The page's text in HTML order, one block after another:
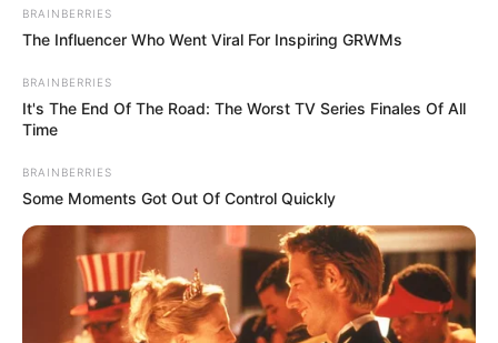
BRAINBERRIES
The Influencer Who Went Viral For Inspiring GRWMs
BRAINBERRIES
It's The End Of The Road: The Worst TV Series Finales Of All
Time
BRAINBERRIES
Some Moments Got Out Of Control Quickly